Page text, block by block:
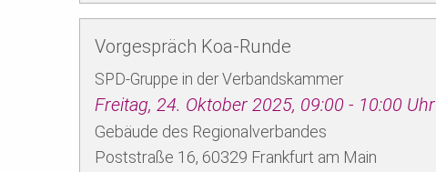
Vorgespräch Koa-Runde
SPD-Gruppe in der Verbandskammer
Freitag, 24. Oktober 2025, 09:00 ‐ 10:00 Uhr
Gebäude des Regionalverbandes
Poststraße 16, 60329 Frankfurt am Main